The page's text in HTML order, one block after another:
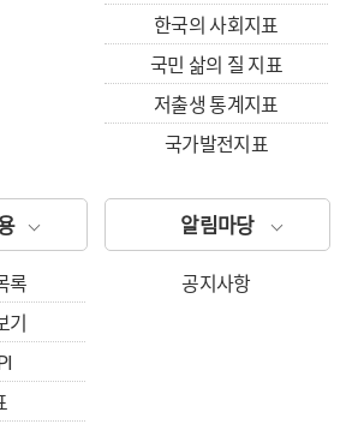
한국의 사회지표
국민 삶의 질 지표
저출생 통계지표
국가발전지표
록
기
알림마당
공지사항